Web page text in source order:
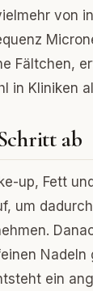
von
Fältchen,
in Kliniken
ab
up, Fett
um
ein